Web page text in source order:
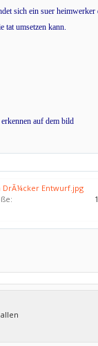
sich ein suer heimwerker
umsetzen kann.
auf dem bild
DrÃ¼cker Entwurf.jpg